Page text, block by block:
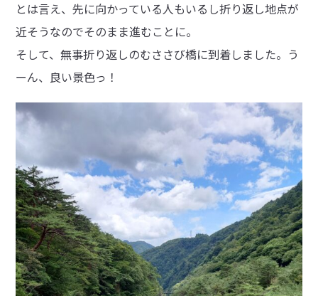
とは言え、先に向かっている人もいるし折り返し地点が
近そうなのでそのまま進むことに。
そして、無事折り返しのむささび橋に到着しました。う
ーん、良い景色っ！